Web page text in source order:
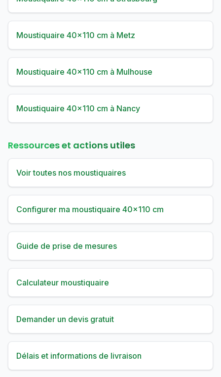
Moustiquaire 40×110 cm à Metz
Moustiquaire 40×110 cm à Mulhouse
Moustiquaire 40×110 cm à Nancy
Ressources et actions utiles
Voir toutes nos moustiquaires
Configurer ma moustiquaire 40×110 cm
Guide de prise de mesures
Calculateur moustiquaire
Demander un devis gratuit
Délais et informations de livraison